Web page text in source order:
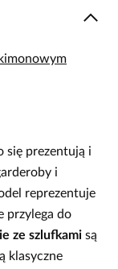
się prezentują i
i
reprezentuje
przylega do
ze szlufkami są
klasyczne